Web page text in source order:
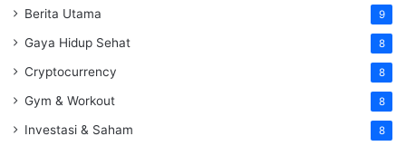
Berita Utama 9
Gaya Hidup Sehat 8
Cryptocurrency 8
Gym & Workout 8
Investasi & Saham 8